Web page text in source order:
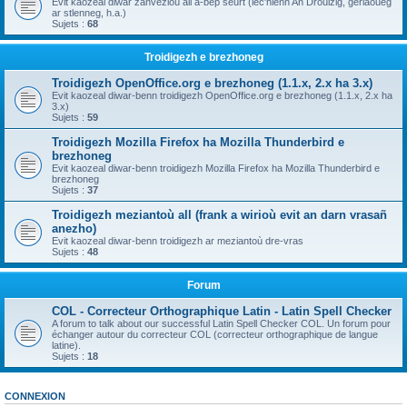
ar stlenneg, h.a.)
Sujets : 68
Troidigezh e brezhoneg
Troidigezh OpenOffice.org e brezhoneg (1.1.x, 2.x ha 3.x)
Evit kaozeal diwar-benn troidigezh OpenOffice.org e brezhoneg (1.1.x, 2.x ha
3.x)
Sujets : 59
Troidigezh Mozilla Firefox ha Mozilla Thunderbird e
brezhoneg
Evit kaozeal diwar-benn troidigezh Mozilla Firefox ha Mozilla Thunderbird e
brezhoneg
Sujets : 37
Troidigezh meziantoù all (frank a wirioù evit an darn vrasañ
anezho)
Evit kaozeal diwar-benn troidigezh ar meziantoù dre-vras
Sujets : 48
Forum
COL - Correcteur Orthographique Latin - Latin Spell Checker
A forum to talk about our successful Latin Spell Checker COL. Un forum pour
échanger autour du correcteur COL (correcteur orthographique de langue
latine).
Sujets : 18
CONNEXION